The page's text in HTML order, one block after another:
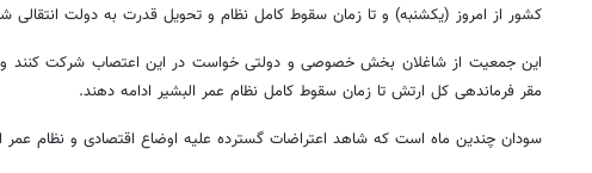
کشور از امروز (یکشنبه) و تا زمان سقوط کامل نظام و تحویل قدرت به دولت انتقالی
این جمعیت از شاغلان بخش خصوصی و دولتی خواست در این اعتصاب شرکت کنند
مقر فرماندهی کل ارتش تا زمان سقوط کامل نظام عمر البشیر ادامه دهند.
سودان چندین ماه است که شاهد اعتراضات گسترده علیه اوضاع اقتصادی و نظام عمر